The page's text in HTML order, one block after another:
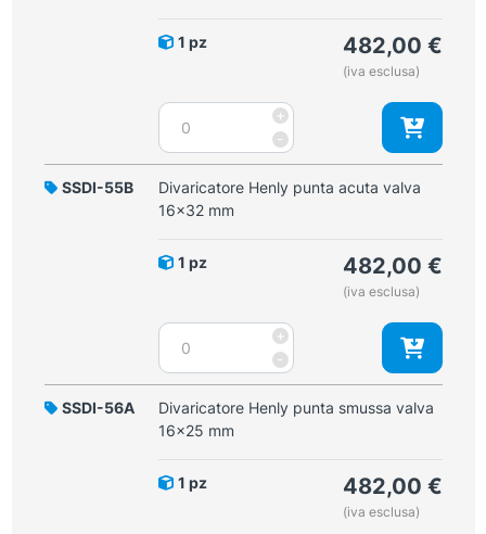
quantità
1 pz 482,00 €
(iva esclusa)
-
Divaricatore
Henly
punta
acuta
valva
quantità
+
SSDI-55B
Divaricatore Henly punta acuta valva
16x32 mm
1 pz 482,00 €
(iva esclusa)
-
Divaricatore
Henly
punta
acuta
valva
quantità
+
SSDI-56A
Divaricatore Henly punta smussa valva
16x25 mm
1 pz 482,00 €
(iva esclusa)